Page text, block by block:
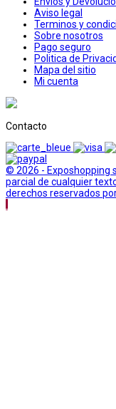
Aviso legal
Terminos y
Sobre nosotros
Pago seguro
Politica de
Mapa del sitio
Mi cuenta
Contacto
© 2026 - Exposhopping
parcial de cualquier
derechos reservados